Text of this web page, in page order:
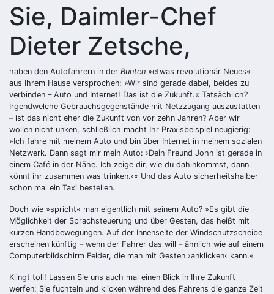
Sie, Daimler-Chef
Dieter Zetsche,
haben den Autofahrern in der Bunten »etwas revolutionär Neues«
aus Ihrem Hause versprochen: »Wir sind gerade dabei, beides zu
verbinden – Auto und Internet! Das ist die Zukunft.« Tatsächlich?
Irgendwelche Gebrauchsgegenstände mit Netzzugang auszustatten
– ist das nicht eher die Zukunft von vor zehn Jahren? Aber wir
wollen nicht unken, schließlich macht Ihr Praxisbeispiel neugierig:
»Ich fahre mit meinem Auto und bin über Internet in meinem sozialen
Netzwerk. Dann sagt mir mein Auto: ›Dein Freund John ist gerade in
einem Café in der Nähe. Ich zeige dir, wie du dahinkommst, dann
könnt ihr zusammen was trinken.‹« Und das Auto sicherheitshalber
schon mal ein Taxi bestellen.
Doch wie »spricht« man eigentlich mit seinem Auto? »Es gibt die
Möglichkeit der Sprachsteuerung und über Gesten, das heißt mit
kurzen Handbewegungen. Auf der Innenseite der Windschutzscheibe
erscheinen künftig – wenn der Fahrer das will – ähnlich wie auf einem
Computerbildschirm Felder, die man mit Gesten ›anklicken‹ kann.«
Klingt toll! Lassen Sie uns auch mal einen Blick in Ihre Zukunft
werfen: Sie fuchteln und klicken während des Fahrens die ganze Zeit